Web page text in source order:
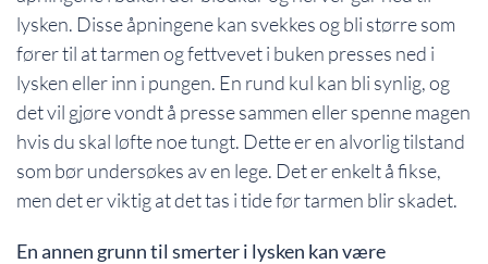
lysken. Disse åpningene kan svekkes og bli større som
fører til at tarmen og fettvevet i buken presses ned i
lysken eller inn i pungen. En rund kul kan bli synlig, og
det vil gjøre vondt å presse sammen eller spenne magen
hvis du skal løfte noe tungt. Dette er en alvorlig tilstand
som bør undersøkes av en lege. Det er enkelt å fikse,
men det er viktig at det tas i tide før tarmen blir skadet.
En annen grunn til smerter i lysken kan være